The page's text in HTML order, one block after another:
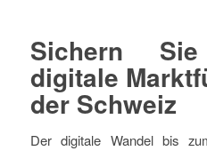
Sichern
digitale
der Schweiz
Der digitale Wandel bis